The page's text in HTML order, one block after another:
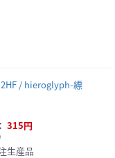
2HF / hieroglyph-縹
315円
生産品